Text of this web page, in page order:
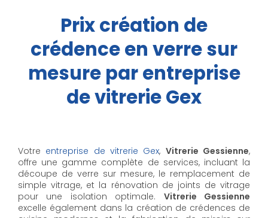
Prix création de
crédence en verre sur
mesure par entreprise
de vitrerie Gex
Votre entreprise de vitrerie Gex, Vitrerie Gessienne,
offre une gamme complète de services, incluant la
découpe de verre sur mesure, le remplacement de
simple vitrage, et la rénovation de joints de vitrage
pour une isolation optimale. Vitrerie Gessienne
excelle également dans la création de crédences de